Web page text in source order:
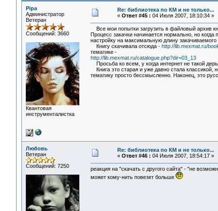
Pipa
Администратор
Ветеран
Сообщений: 3660
Квантовая
инструменталистка
Re: библиотека по КМ и не только...
« Ответ #45 : 04 Июля 2007, 18:10:34 »
Все мои попытки загрузить в файловый архив
Процесс закачки начинается нормально, но
настройку на максимальную длину
Книгу скачивала отсюда - http://lib.mexmat.ru/
тематике -
http://lib.mexmat.ru/catalogue.php?dir=03_13
Просьба ко всем, у когда интернет не такой
Книга это старая и уже давно стала классикой,
тематику просто бессмысленно. Наконец, это
Любовь
Ветеран
Сообщений: 7250
Re: библиотека по КМ и не только...
« Ответ #46 : 04 Июля 2007, 18:54:17 »
реакция на "скачать с другого сайта" - "не
может кому-нить повезет больше